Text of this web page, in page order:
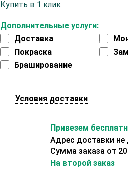
Дополнительные услуги:
Доставка
Покраска
Браширование
Купить в 1 клик
Условия доставки
Привезем
Адрес доставки не
Сумма заказа от
На второй заказ